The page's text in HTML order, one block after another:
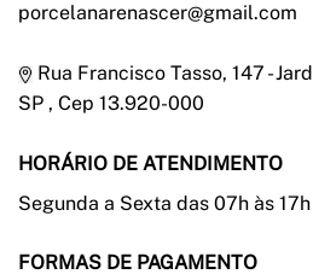
porcelanarenascer@gmail.com
Rua Francisco Tasso, 147 -
SP , Cep 13.920-000
HORÁRIO DE ATENDIMENTO
Segunda a Sexta das 07h às 17h
FORMAS DE PAGAMENTO